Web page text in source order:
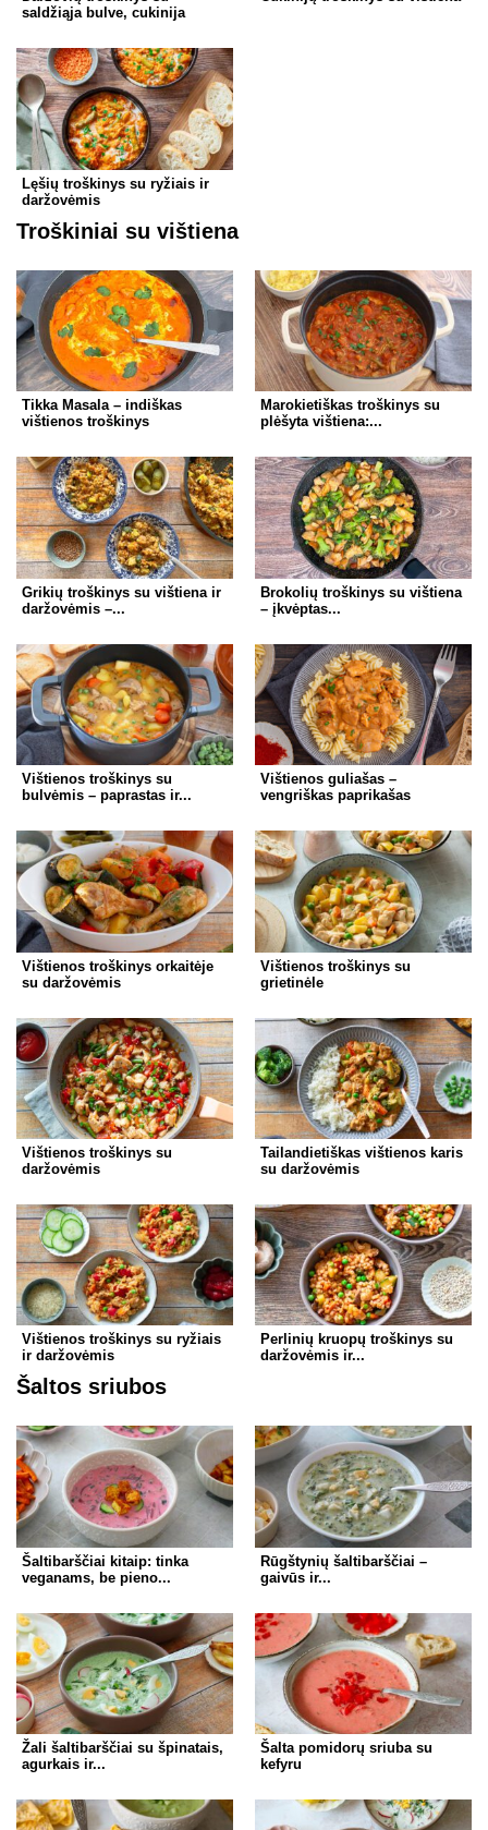
saldžiąja bulve, cukinija
Lęšių troškinys su ryžiais ir
daržovėmis
Troškiniai su vištiena
Tikka Masala – indiškas
vištienos troškinys
Marokietiškas troškinys su
plėšyta vištiena:...
Grikių troškinys su vištiena ir
daržovėmis –...
Brokolių troškinys su vištiena
– įkvėptas...
Vištienos troškinys su
bulvėmis – paprastas ir...
Vištienos guliašas –
vengriškas paprikašas
Vištienos troškinys orkaitėje
su daržovėmis
Vištienos troškinys su
grietinėle
Vištienos troškinys su
daržovėmis
Tailandietiškas vištienos karis
su daržovėmis
Vištienos troškinys su ryžiais
ir daržovėmis
Perlinių kruopų troškinys su
daržovėmis ir...
Šaltos sriubos
Šaltibarščiai kitaip: tinka
veganams, be pieno...
Rūgštynių šaltibarščiai –
gaivūs ir...
Žali šaltibarščiai su špinatais,
agurkais ir...
Šalta pomidorų sriuba su
kefyru